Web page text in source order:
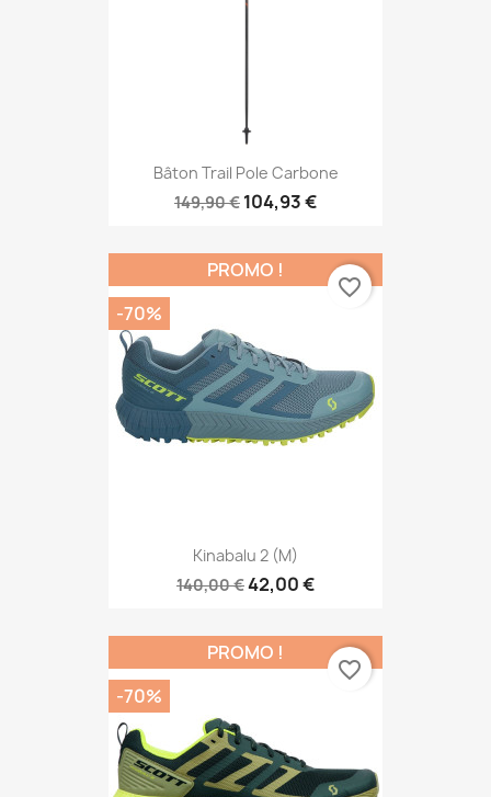
Bâton Trail Pole Carbone
149,90 € 104,93 €
Kinabalu 2 (M)
140,00 €42,00 €
PROMO !
-70%
favorite_border
PROMO !
-70%
favorite_border